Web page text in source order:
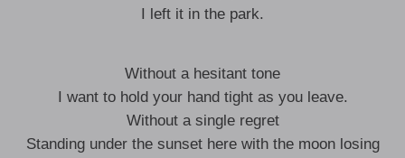
I left it in the park.
Without a hesitant tone
I want to hold your hand tight as you leave.
Without a single regret
Standing under the sunset here with the moon losing